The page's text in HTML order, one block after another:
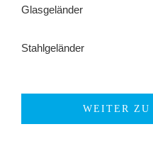
Glasgeländer
Stahlgeländer
WEITER